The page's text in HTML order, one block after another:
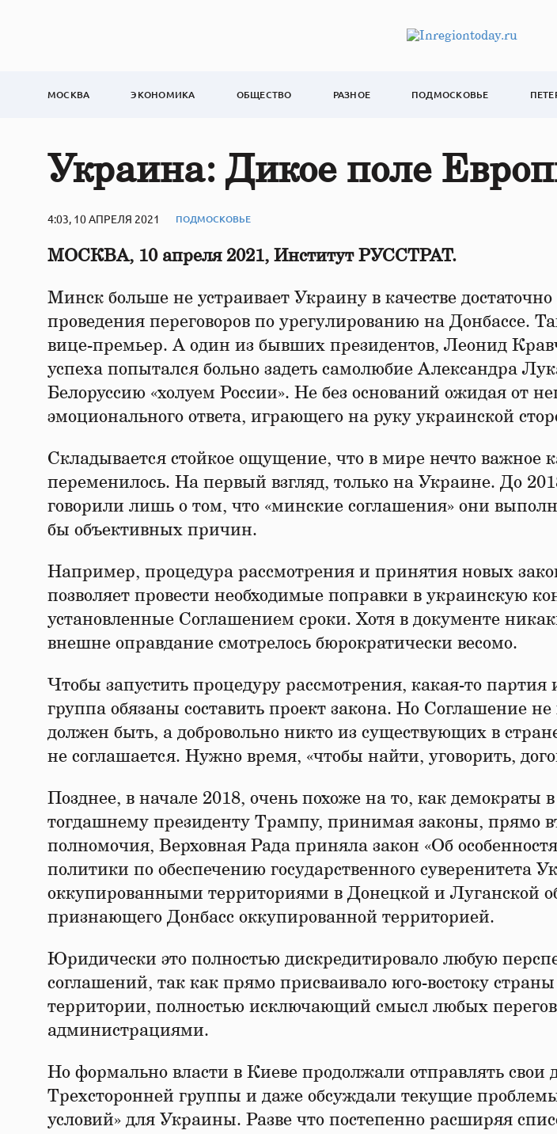
МОСКВА ЭКОНОМИКА ОБЩЕСТВО РАЗНОЕ ПОДМОСКОВЬЕ
Украина: Дикое поле
4:03, 10 АПРЕЛЯ 2021 ПОДМОСКОВЬЕ
МОСКВА, 10 апреля 2021, Институт РУССТРАТ.
Минск больше не устраивает Украину в качестве
проведения переговоров по урегулированию на Донбассе.
вице-премьер. А один из бывших президентов, Леонид
успеха попытался больно задеть самолюбие Александра
Белоруссию «холуем России». Не без оснований ожидая от
эмоционального ответа, играющего на руку украинской
Складывается стойкое ощущение, что в мире нечто важное
переменилось. На первый взгляд, только на Украине. До
говорили лишь о том, что «минские соглашения» они
бы объективных причин.
Например, процедура рассмотрения и принятия новых
позволяет провести необходимые поправки в украинскую
установленные Соглашением сроки. Хотя в документе
внешне оправдание смотрелось бюрократически весомо.
Чтобы запустить процедуру рассмотрения, какая-то
группа обязаны составить проект закона. Но Соглашение не
должен быть, а добровольно никто из существующих в
не соглашается. Нужно время, «чтобы найти, уговорить,
Позднее, в начале 2018, очень похоже на то, как
тогдашнему президенту Трампу, принимая законы, прямо
полномочия, Верховная Рада приняла закон «Об
политики по обеспечению государственного суверенитета
оккупированными территориями в Донецкой и Луганской
признающего Донбасс оккупированной территорией.
Юридически это полностью дискредитировало любую
соглашений, так как прямо присваивало юго-востоку
территории, полностью исключающий смысл любых
администрациями.
Но формально власти в Киеве продолжали отправлять свои
Трехсторонней группы и даже обсуждали текущие
условий» для Украины. Разве что постепенно расширяя